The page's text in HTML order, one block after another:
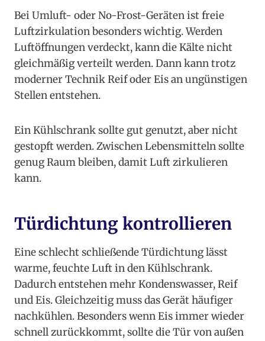
Bei Umluft- oder No-Frost-Geräten ist freie
Luftzirkulation besonders wichtig. Werden
Luftöffnungen verdeckt, kann die Kälte nicht
gleichmäßig verteilt werden. Dann kann trotz
moderner Technik Reif oder Eis an ungünstigen
Stellen entstehen.
Ein Kühlschrank sollte gut genutzt, aber nicht
gestopft werden. Zwischen Lebensmitteln sollte
genug Raum bleiben, damit Luft zirkulieren
kann.
Türdichtung kontrollieren
Eine schlecht schließende Türdichtung lässt
warme, feuchte Luft in den Kühlschrank.
Dadurch entstehen mehr Kondenswasser, Reif
und Eis. Gleichzeitig muss das Gerät häufiger
nachkühlen. Besonders wenn Eis immer wieder
schnell zurückkommt, sollte die Tür von außen